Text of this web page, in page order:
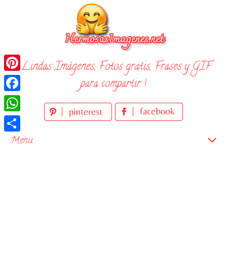
¡ Lindas Imágenes, Fotos gratis, Frases y GIF
para compartir !
Menu
Pinterest
Facebook
WhatsApp
Compartir